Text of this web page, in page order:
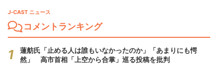
J-CAST ニュース
コメントランキング
蓮舫氏「止める人は誰もいなかったのか」「あまりにも愕
然」 高市首相「上空から合掌」巡る投稿を批判